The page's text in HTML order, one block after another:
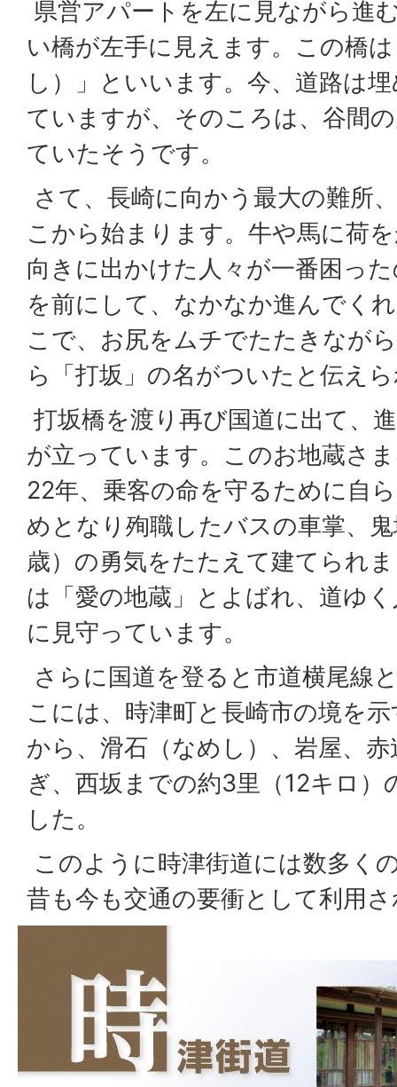
県営アパートを左に見ながら進
い橋が左手に見えます。この橋
し）」といいます。今、道路は
ていますが、そのころは、谷間
ていたそうです。
さて、長崎に向かう最大の難所
こから始まります。牛や馬に荷
向きに出かけた人々が一番困っ
を前にして、なかなか進んでく
こで、お尻をムチでたたきなが
ら「打坂」の名がついたと伝え
打坂橋を渡り再び国道に出て、
が立っています。このお地蔵さ
22年、乗客の命を守るために自
めとなり殉職したバスの車掌、
歳）の勇気をたたえて建てられ
は「愛の地蔵」とよばれ、道ゆ
に見守っています。
さらに国道を登ると市道横尾線
こには、時津町と長崎市の境を
から、滑石（なめし）、岩屋、
ぎ、西坂までの約3里（12キロ）
した。
このように時津街道には数多く
昔も今も交通の要衝として利用